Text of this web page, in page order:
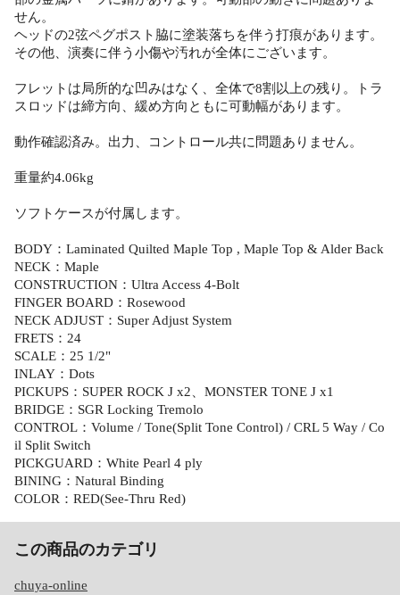
せん。
ヘッドの2弦ペグポスト脇に塗装落ちを伴う打痕があります。
その他、演奏に伴う小傷や汚れが全体にございます。
フレットは局所的な凹みはなく、全体で8割以上の残り。トラ
スロッドは締方向、緩め方向ともに可動幅があります。
動作確認済み。出力、コントロール共に問題ありません。
重量約4.06kg
ソフトケースが付属します。
BODY：Laminated Quilted Maple Top , Maple Top & Alder Back
NECK：Maple
CONSTRUCTION：Ultra Access 4-Bolt
FINGER BOARD：Rosewood
NECK ADJUST：Super Adjust System
FRETS：24
SCALE：25 1/2"
INLAY：Dots
PICKUPS：SUPER ROCK J x2、MONSTER TONE J x1
BRIDGE：SGR Locking Tremolo
CONTROL：Volume / Tone(Split Tone Control) / CRL 5 Way / Co
il Split Switch
PICKGUARD：White Pearl 4 ply
BINING：Natural Binding
COLOR：RED(See-Thru Red)
この商品のカテゴリ
chuya-online